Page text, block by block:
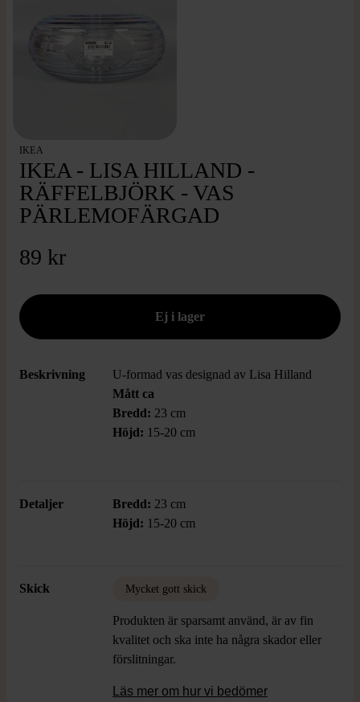
IKEA
IKEA - LISA HILLAND -
RÄFFELBJÖRK - VAS
PÄRLEMOFÄRGAD
89 kr
Beskrivning
U-formad vas designad av Lisa Hilland
Mått ca
Bredd: 23 cm
Höjd: 15-20 cm
Detaljer Bredd: 23 cm
Höjd: 15-20 cm
Skick Mycket gott skick
Produkten är sparsamt använd, är av fin
kvalitet och ska inte ha några skador eller
förslitningar.
Läs mer om hur vi bedömer